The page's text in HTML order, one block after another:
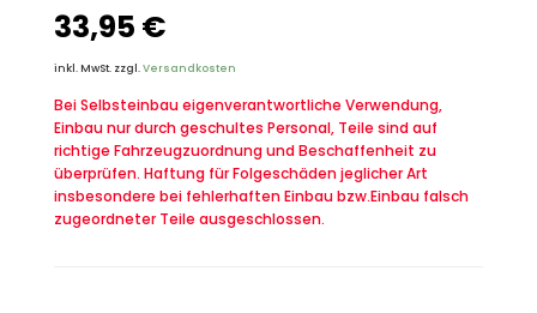
33,95 €
inkl. MwSt. zzgl.Versandkosten
Bei Selbsteinbau eigenverantwortliche Verwendung,
Einbau nur durch geschultes Personal, Teile sind auf
richtige Fahrzeugzuordnung und Beschaffenheit zu
überprüfen. Haftung für Folgeschäden jeglicher Art
insbesondere bei fehlerhaften Einbau bzw.Einbau falsch
zugeordneter Teile ausgeschlossen.